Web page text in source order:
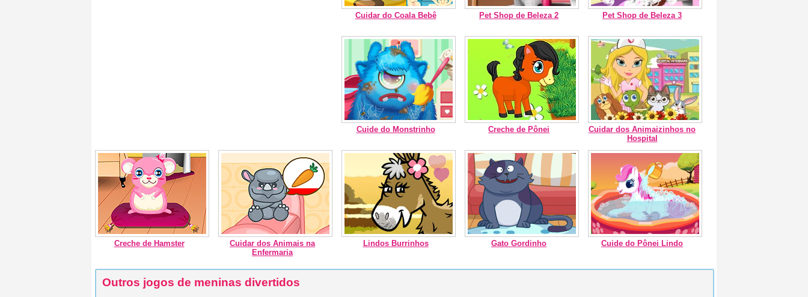
Cuidar do Coala Bebê Pet Shop de Beleza 2 Pet Shop de Beleza 3
Cuide do Monstrinho Creche de Pônei
Cuidar dos Animaizinhos no
Hospital
Creche de Hamster
Cuidar dos Animais na
Enfermaria
Lindos Burrinhos Gato Gordinho Cuide do Pônei Lindo
Outros jogos de meninas divertidos